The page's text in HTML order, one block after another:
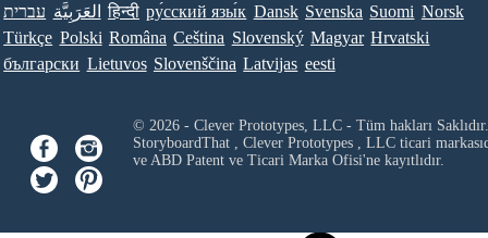
עברית العَرَبِيَّة हिन्दी ру́сский язы́к Dansk Svenska Suomi Norsk
Türkçe Polski Româna Ceština Slovenský Magyar Hrvatski
български Lietuvos Slovenščina Latvijas eesti
© 2026 - Clever Prototypes, LLC - Tüm hakları Saklıdır.
StoryboardThat , Clever Prototypes , LLCticari
ve ABD Patent ve Ticari Marka Ofisi'ne kayıtlıdır.